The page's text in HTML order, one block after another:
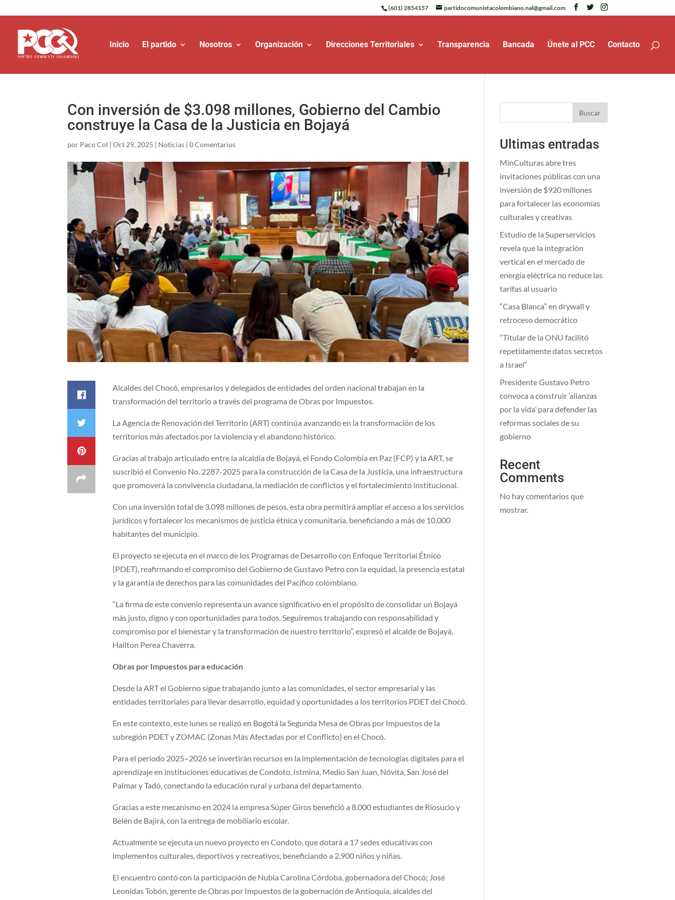
(601) 2854157 partidocomunistacolombiano.nal@gmail.com
Inicio El partido Nosotros Organización Direcciones Territoriales Transparencia Bancada Únete al PCC Contacto
Con inversión de $3.098 millones, Gobierno del Cambio
construye la Casa de la Justicia en Bojayá
por Paco Col |Oct 29, 2025 | Noticias |0 Comentarios
Alcaldes del Chocó, empresarios y delegados de entidades del orden nacional trabajan en la
transformación del territorio a través del programa de Obras por Impuestos.
​La Agencia de Renovación del Territorio (ART) continúa avanzando en la transformación de los
territorios más afectados por la violencia y el abandono histórico.
Gracias al trabajo articulado entre la alcaldía de Bojayá, el Fondo Colombia en Paz (FCP) y la ART, se
suscribió el Convenio No. 2287-2025 para la construcción de la Casa de la Justicia, una infraestructura
que promoverá la convivencia ciudadana, la mediación de conflictos y el fortalecimiento institucional.
Con una inversión total de 3.098 millones de pesos, esta obra permitirá ampliar el acceso a los servicios
jurídicos y fortalecer los mecanismos de justicia étnica y comunitaria, beneficiando a más de 10.000
habitantes del municipio.
El proyecto se ejecuta en el marco de los Programas de Desarrollo con Enfoque Territorial Étnico
(PDET), reafirmando el compromiso del Gobierno de Gustavo Petro con la equidad, la presencia estatal
y la garantía de derechos para las comunidades del Pacífico colombiano.
“La firma de este convenio representa un avance significativo en el propósito de consolidar un Bojayá
más justo, digno y con oportunidades para todos. Seguiremos trabajando con responsabilidad y
compromiso por el bienestar y la transformación de nuestro territorio”, expresó el alcalde de Bojayá,
Hailton Perea Chaverra.
Obras por Impuestos para educación
Desde la ART el Gobierno sigue trabajando junto a las comunidades, el sector empresarial y las
entidades territoriales para llevar desarrollo, equidad y oportunidades a los territorios PDET del Chocó.
En este contexto, este lunes se realizó en Bogotá la Segunda Mesa de Obras por Impuestos de la
subregión PDET y ZOMAC (Zonas Más Afectadas por el Conflicto) en el Chocó.
Para el periodo 2025–2026 se invertirán recursos en la implementación de tecnologías digitales para el
aprendizaje en instituciones educativas de Condoto, Istmina, Medio San Juan, Nóvita, San José del
Palmar y Tadó, conectando la educación rural y urbana del departamento.
Gracias a este mecanismo en 2024 la empresa Súper Giros benefició a 8.000 estudiantes de Riosucio y
Belén de Bajirá, con la entrega de mobiliario escolar.
Actualmente se ejecuta un nuevo proyecto en Condoto, que dotará a 17 sedes educativas con
implementos culturales, deportivos y recreativos, beneficiando a 2.900 niños y niñas.
El encuentro contó con la participación de Nubia Carolina Córdoba, gobernadora del Chocó; José
Leonidas Tobón, gerente de Obras por Impuestos de la gobernación de Antioquia, alcaldes del
Buscar
Ultimas entradas
MinCulturas abre tres
invitaciones públicas con una
inversión de $920 millones
para fortalecer las economías
culturales y creativas
Estudio de la Superservicios
revela que la integración
vertical en el mercado de
energía eléctrica no reduce las
tarifas al usuario
“Casa Blanca” en drywall y
retroceso democrático
“Titular de la ONU facilitó
repetidamente datos secretos
a Israel”
Presidente Gustavo Petro
convoca a construir ‘alianzas
por la vida’ para defender las
reformas sociales de su
gobierno
Recent
Comments
No hay comentarios que
mostrar.